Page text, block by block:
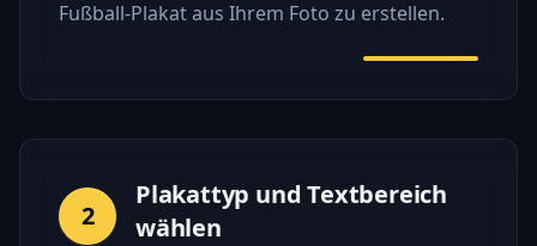
Fußball-Plakat aus Ihrem Foto zu erstellen.
2
Plakattyp und Textbereich
wählen